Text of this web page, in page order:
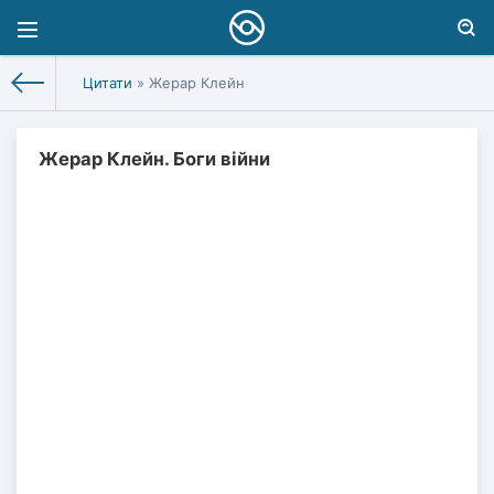
Цитати » Жерар Клейн
Жерар Клейн. Боги війни